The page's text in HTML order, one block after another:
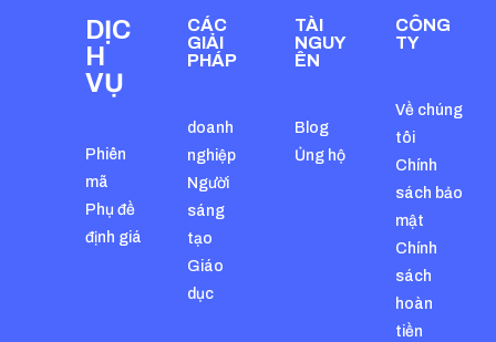
DỊC
H
VỤ
Phiên
mã
Phụ đề
định giá
CÁC
GIẢI
PHÁP
doanh
nghiệp
Người
sáng
tạo
Giáo
dục
TÀI
NGUY
ÊN
Blog
Ủng hộ
CÔNG
TY
Về chúng
tôi
Chính
sách bảo
mật
Chính
sách
hoàn
tiền